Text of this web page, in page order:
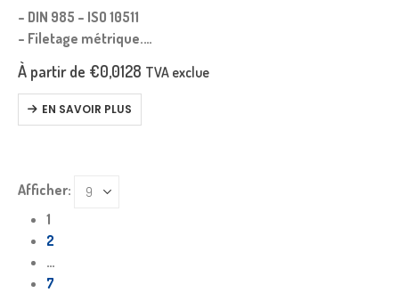
– DIN 985 – ISO 10511
– Filetage métrique.
– Pas gros.
À partir de €0,0128 TVA exclue
EN SAVOIR PLUS
Afficher:
1
2
…
7